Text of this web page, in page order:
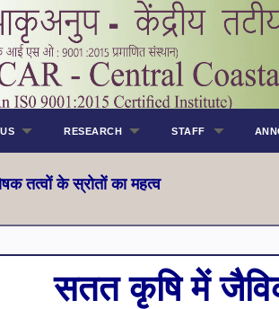
RESEARCH STAFF
तत्वों के स्रोतों का महत्व
सतत कृषि में